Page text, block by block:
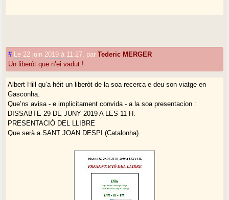
# Le 22 juin 2019 à 11:27 parTederic MERGER
Un liberòt que n’ei vadut !
Albert Hill qu’a hèit un liberòt de la soa recerca e deu son viatge en
Gasconha.
Que’ns avisa - e implicitament convida - a la soa presentacion :
DISSABTE 29 DE JUNY 2019 A LES 11 H.
PRESENTACIÓ DEL LLIBRE
Que serà a SANT JOAN DESPI (Catalonha).